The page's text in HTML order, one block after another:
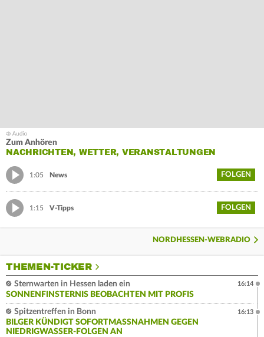
Zum Anhören
NACHRICHTEN, WETTER, VERANSTALTUNGEN
1:05 News FOLGEN
1:15 V-Tipps FOLGEN
NORDHESSEN-WEBRADIO
THEMEN-TICKER
Sternwarten in Hessen laden ein
SONNENFINSTERNIS BEOBACHTEN MIT PROFIS
16:14
Spitzentreffen in Bonn
BILGER KÜNDIGT SOFORTMASSNAHMEN GEGEN N
IEDRIGWASSER-FOLGEN AN
16:13